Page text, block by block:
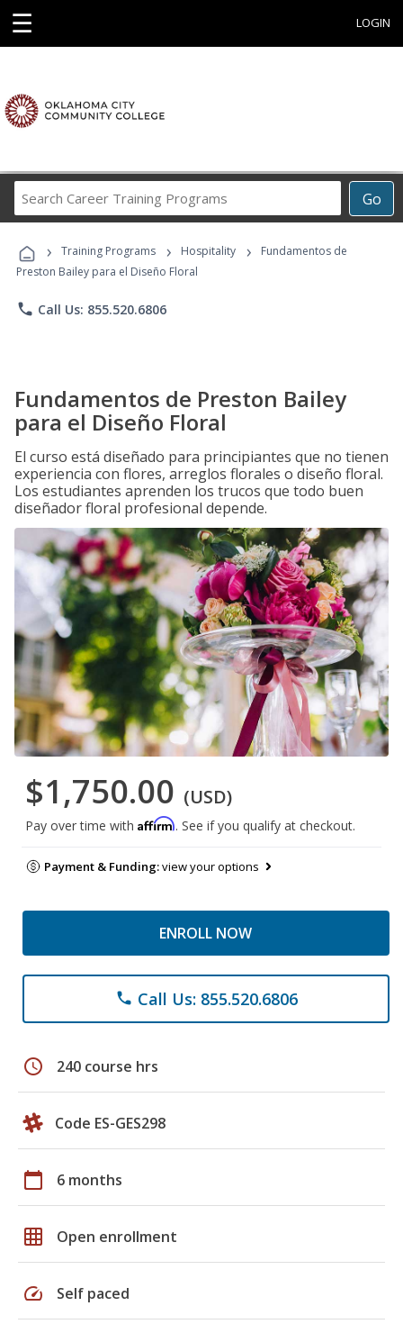
☰ LOGIN
Go
Career
Programs
› Training Programs › Hospitality ›
Fundamentos de
Preston Bailey para el Diseño Floral
phone Call Us: 855.520.6806
Fundamentos de Preston Bailey
para el Diseño Floral
El curso está diseñado para principiantes que no tienen
experiencia con flores, arreglos florales o diseño floral.
Los estudiantes aprenden los trucos que todo buen
diseñador floral profesional depende.
$1,750.00 (USD)
Pay over time with Affirm. See if you qualify at checkout.
Payment & Funding:view your options
ENROLL NOW
phone Call Us: 855.520.6806
schedule 240 course hrs
Code ES-GES298
calendar_today 6 months
grid_on Open enrollment
speed Self paced